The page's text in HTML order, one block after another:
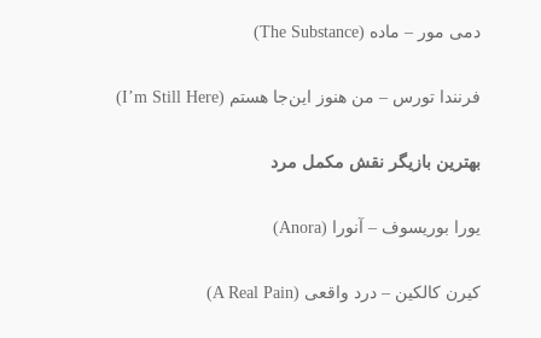
دمی مور – ماده (The Substance)
فرنندا تورس – من هنوز این‌جا هستم (I’m Still Here)
بهترین بازیگر نقش مکمل مرد
یورا بوریسوف – آنورا (Anora)
کیرن کالکین – درد واقعی (A Real Pain)